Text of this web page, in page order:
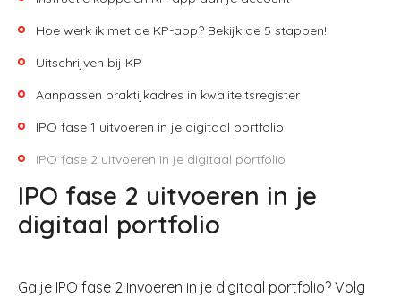
Hoe werk ik met de KP-app? Bekijk de 5 stappen!
Uitschrijven bij KP
Aanpassen praktijkadres in kwaliteitsregister
IPO fase 1 uitvoeren in je digitaal portfolio
IPO fase 2 uitvoeren in je digitaal portfolio
IPO fase 2 uitvoeren in je
digitaal portfolio
Ga je IPO fase 2 invoeren in je digitaal portfolio? Volg